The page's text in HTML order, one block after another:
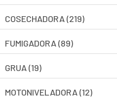
COSECHADORA (219)
FUMIGADORA (89)
GRUA (19)
MOTONIVELADORA (12)